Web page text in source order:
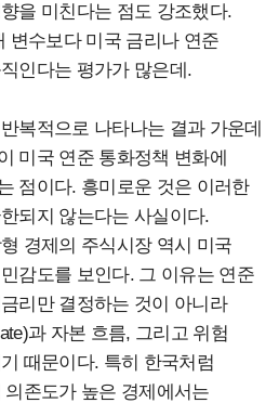
을 미친다는 점도 강조했다.
변수보다 미국 금리나 연준
인다는 평가가 많은데.
복적으로 나타나는 결과 가운데
미국 연준 통화정책 변화에
점이다. 흥미로운 것은 이러한
되지 않는다는 사실이다.
경제의 주식시장 역시 미국
감도를 보인다. 그 이유는 연준
리만 결정하는 것이 아니라
과 자본 흐름, 그리고 위험
때문이다. 특히 한국처럼
존도가 높은 경제에서는